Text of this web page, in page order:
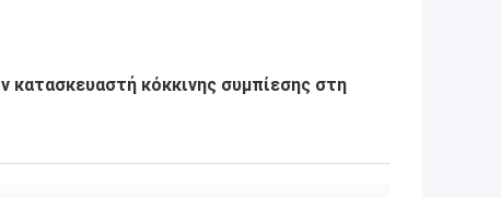
κατασκευαστή κόκκινης συμπίεσης στη